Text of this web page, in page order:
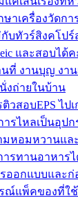
ษาเครื่องวัดก
บทัวร์สิงคโปร์
และสอบได้
ที่ งานบุญ งาน
งถ่ายในบ้าน
วสอบEPS ไป
การไหลเป็นอุ
มหอมหวานแล
รทานอาหาร
ออกแบบและก่
ณ์แพ็คของที่ใช้